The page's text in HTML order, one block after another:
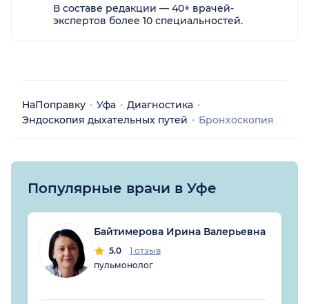
В составе редакции — 40+ врачей-
экспертов более 10 специальностей.
НаПоправку Уфа
Диагностика
Эндоскопия дыхательных путей
Бронхоскопия
Популярные врачи в Уфе
Байтимерова Ирина Валерьевна
5.0
1 отзыв
пульмонолог